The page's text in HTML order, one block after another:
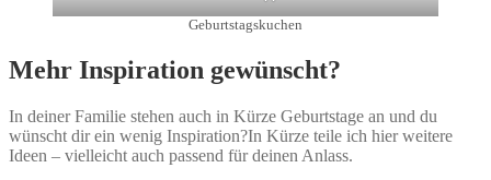
Geburtstagskuchen
Mehr Inspiration gewünscht?
In deiner Familie stehen auch in Kürze Geburtstage an und du
wünscht dir ein wenig Inspiration?In Kürze teile ich hier weitere
Ideen – vielleicht auch passend für deinen Anlass.